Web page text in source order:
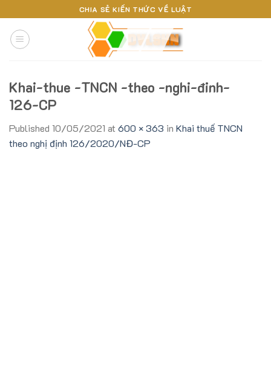
to
content
CHIA SẺ KIẾN THỨC VỀ LUẬT
Khai-thue -TNCN -theo -nghi-đinh-
126-CP
Published 10/05/2021 at 600 × 363 in Khai thuế TNCN
theo nghị định 126/2020/NĐ-CP